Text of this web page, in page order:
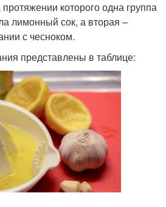
которого одна группа
лимонный сок, а вторая –
с чесноком.
представлены в таблице: